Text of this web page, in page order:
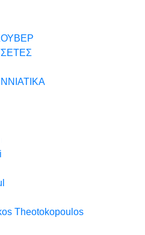
Theotokopoulos